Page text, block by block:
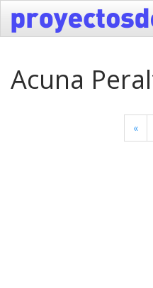
Acuna
«